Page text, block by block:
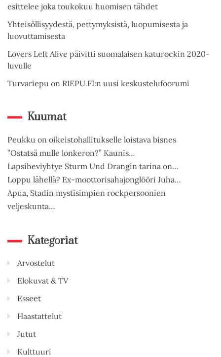
esittelee joka toukokuu huomisen tähdet
Yhteisöllisyydestä, pettymyksistä, luopumisesta ja
luovuttamisesta
Lovers Left Alive päivitti suomalaisen katurockin 2020-
luvulle
Turvariepu on RIEPU.FI:n uusi keskustelufoorumi
Kuumat
Peukku on oikeistohallitukselle loistava bisnes
”Ostatsä mulle lonkeron?” Kaunis…
Lapsiheviyhtye Sturm Und Drangin tarina on…
Loppu lähellä? Ex-moottorisahajonglööri Juha…
Apua, Stadin mystisimpien rockpersoonien
veljeskunta…
Kategoriat
Arvostelut
Elokuvat & TV
Esseet
Haastattelut
Jutut
Kulttuuri